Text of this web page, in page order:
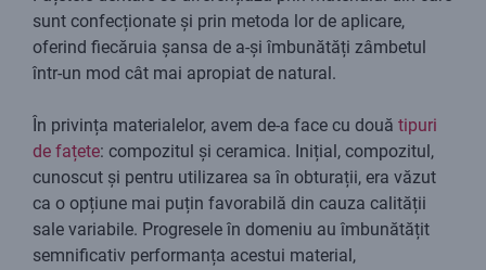
sunt confecționate și prin metoda lor de aplicare,
oferind fiecăruia șansa de a-și îmbunătăți zâmbetul
într-un mod cât mai apropiat de natural.
În privința materialelor, avem de-a face cu două tipuri
de fațete: compozitul și ceramica. Inițial, compozitul,
cunoscut și pentru utilizarea sa în obturații, era văzut
ca o opțiune mai puțin favorabilă din cauza calității
sale variabile. Progresele în domeniu au îmbunătățit
semnificativ performanța acestui material,